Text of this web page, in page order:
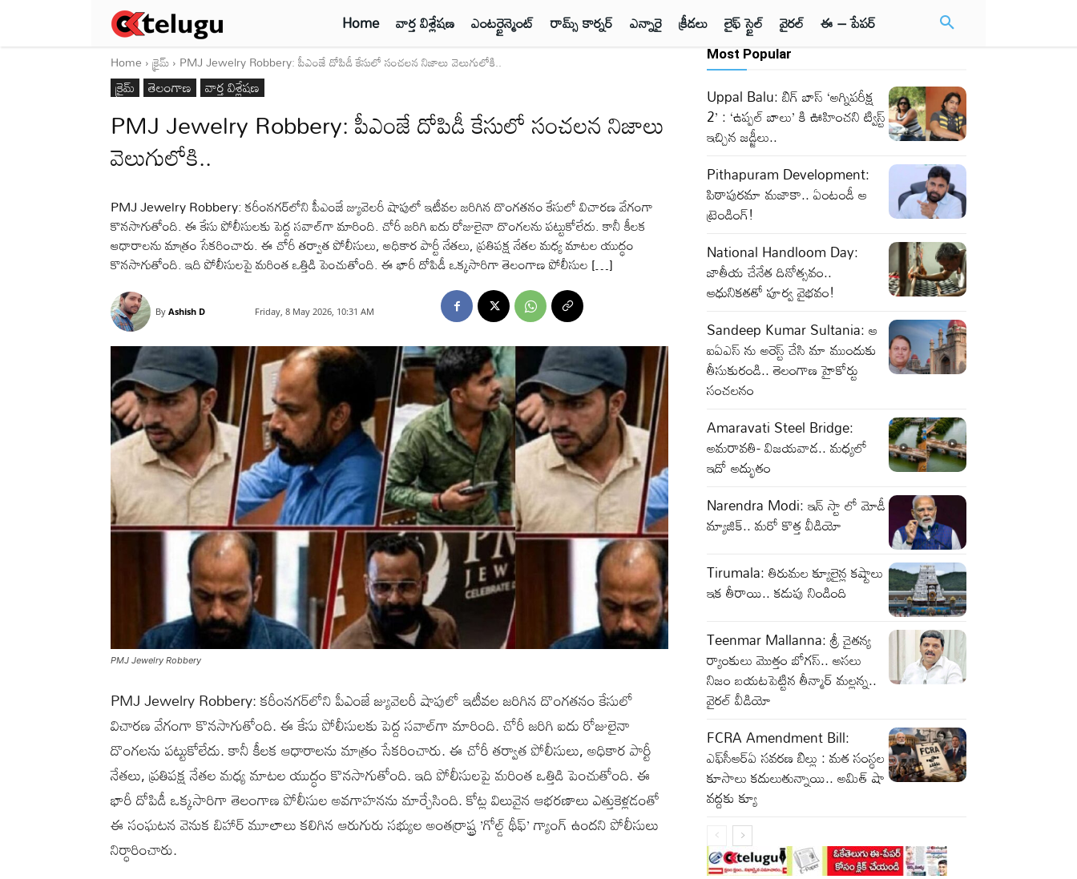
Home వార్త విశ్లేషణ ఎంటర్టైన్మెంట్ రామ్స్ కార్నర్ ఎన్నారై క్రీడలు లైఫ్ స్టైల్ వైరల్ ఈ – పేపర్
Home క్రైమ్‌ PMJ Jewelry Robbery: పీఎంజే దోపిడీ కేసులో సంచలన నిజాలు వెలుగులోకి..
క్రైమ్‌ తెలంగాణ వార్త విశ్లేషణ
PMJ Jewelry Robbery: పీఎంజే దోపిడీ కేసులో సంచలన నిజాలు
వెలుగులోకి..
PMJ Jewelry Robbery: కరీంనగర్‌లోని పీఎంజే జ్యువెలరీ షాపులో ఇటీవల జరిగిన దొంగతనం కేసులో విచారణ వేగంగా
కొనసాగుతోంది. ఈ కేసు పోలీసులకు పెద్ద సవాల్‌గా మారింది. చోరీ జరిగి ఐదు రోజులైనా దొంగలను పట్టుకోలేదు. కానీ కీలక
ఆధారాలను మాత్రం సేకరించారు. ఈ చోరీ తర్వాత పోలీసులు, అధికార పార్టీ నేతలు, ప్రతిపక్ష నేతల మధ్య మాటల యుద్ధం
కొనసాగుతోంది. ఇది పోలీసులపై మరింత ఒత్తిడి పెంచుతోంది. ఈ భారీ దోపిడీ ఒక్కసారిగా తెలంగాణ పోలీసుల […]
By Ashish D Friday, 8 May 2026, 10:31 AM
PMJ Jewelry Robbery
PMJ Jewelry Robbery: కరీంనగర్‌లోని పీఎంజే జ్యువెలరీ షాపులో ఇటీవల జరిగిన దొంగతనం కేసులో
విచారణ వేగంగా కొనసాగుతోంది. ఈ కేసు పోలీసులకు పెద్ద సవాల్‌గా మారింది. చోరీ జరిగి ఐదు రోజులైనా
దొంగలను పట్టుకోలేదు. కానీ కీలక ఆధారాలను మాత్రం సేకరించారు. ఈ చోరీ తర్వాత పోలీసులు, అధికార పార్టీ
నేతలు, ప్రతిపక్ష నేతల మధ్య మాటల యుద్ధం కొనసాగుతోంది. ఇది పోలీసులపై మరింత ఒత్తిడి పెంచుతోంది. ఈ
భారీ దోపిడీ ఒక్కసారిగా తెలంగాణ పోలీసుల అవగాహనను మార్చేసింది. కోట్ల విలువైన ఆభరణాలు ఎత్తుకెళ్లడంతో
ఈ సంఘటన వెనుక బిహార్‌ మూలాలు కలిగిన ఆరుగురు సభ్యుల అంతర్రాష్ట్ర ’గోల్డ్‌ థీఫ్‌’ గ్యాంగ్‌ ఉందని పోలీసులు
నిర్ధారించారు.
Most Popular
Uppal Balu: బిగ్ బాస్ ‘అగ్నిపరీక్ష
2’ : ‘ఉప్పల్ బాలు’ కి ఊహించని ట్విస్ట్
ఇచ్చిన జడ్జీలు..
Pithapuram Development:
పిఠాపురమా మజాకా.. ఏంటండీ ఆ
ట్రెండింగ్!
National Handloom Day:
జాతీయ చేనేత దినోత్సవం..
ఆధునికతతో పూర్వ వైభవం!
Sandeep Kumar Sultania: ఆ
ఐఏఎస్ ను అరెస్ట్ చేసి మా ముందుకు
తీసుకురండి.. తెలంగాణ హైకోర్టు
సంచలనం
Amaravati Steel Bridge:
అమరావతి- విజయవాడ.. మధ్యలో
ఇదో అద్భుతం
Narendra Modi: ఇన్ స్టా లో మోడీ
మ్యాజిక్.. మరో కొత్త వీడియో
Tirumala: తిరుమల క్యూలైన్ల కష్టాలు
ఇక తీరాయి.. కడుపు నిండింది
Teenmar Mallanna: శ్రీ చైతన్య
ర్యాంకులు మొత్తం బోగస్.. అసలు
నిజం బయటపెట్టిన తీన్మార్ మల్లన్న..
వైరల్ వీడియో
FCRA Amendment Bill:
ఎఫ్‌సీఆర్‌ఏ సవరణ బిల్లు : మత సంస్థల
కూసాలు కదులుతున్నాయి.. అమిత్ షా
వద్దకు క్యూ